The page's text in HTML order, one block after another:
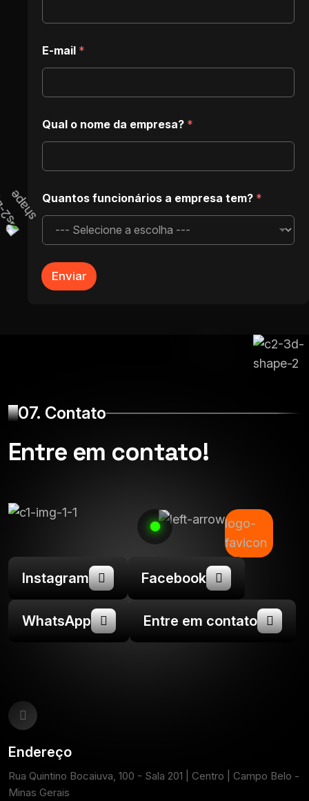
E
m
a
i
e
p
a
E-mail *
Qual o nome da empresa? *
Quantos funcionários a empresa tem? *
Enviar
07. Contato
Entre em contato!
Instagram Facebook
WhatsApp Entre em contato
Endereço
Rua Quintino Bocaiuva, 100 - Sala 201 | Centro | Campo Belo -
Minas Gerais